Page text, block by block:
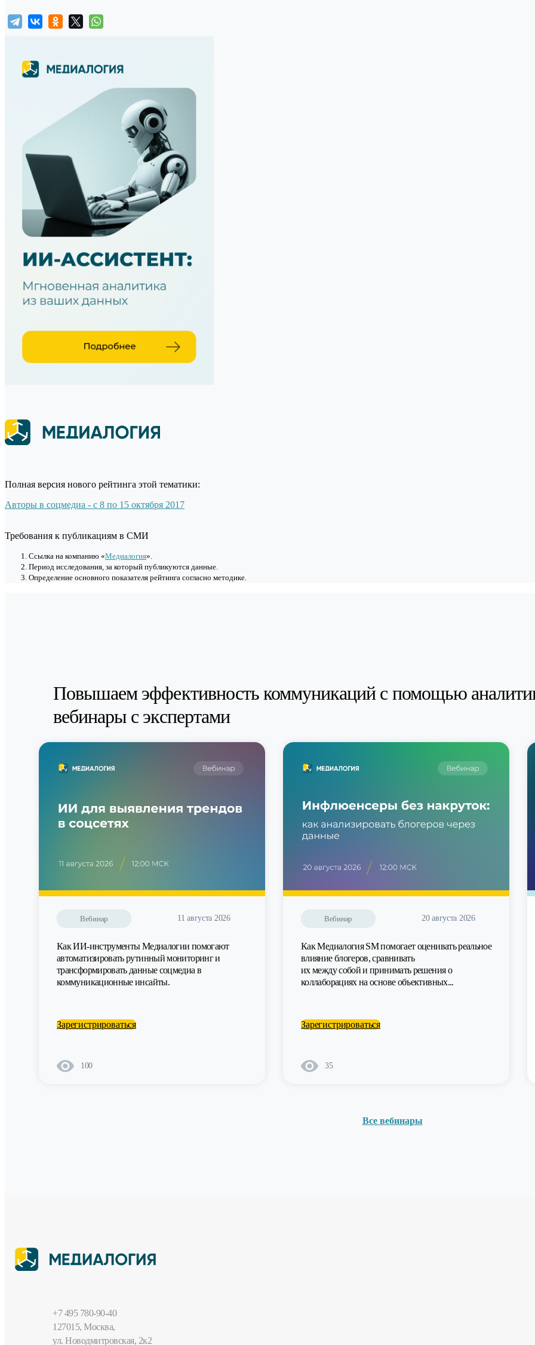
Полная версия нового рейтинга этой тематики:
Авторы в соцмедиа - с 8 по 15 октября 2017
Требования к публикациям в СМИ
Cсылка на компанию «Медиалогия».
Период исследования, за который публикуются данные.
Определение основного показателя рейтинга согласно методике.
Повышаем эффективность коммуникаций с помощью
вебинары с экспертами
Вебинар 11 августа 2026
Как ИИ-инструменты Медиалогии помогают
автоматизировать рутинный мониторинг и
трансформировать данные соцмедиа в
коммуникационные инсайты.
Зарегистрироваться
100
Вебинар 20 августа 2026
Как Медиалогия SM помогает оценивать реальное
влияние блогеров, сравнивать
их между собой и принимать решения о
коллаборациях на основе объективных...
Зарегистрироваться
35
Все вебинары
+7 495 780-90-40
127015, Москва,
ул. Новодмитровская, 2к2